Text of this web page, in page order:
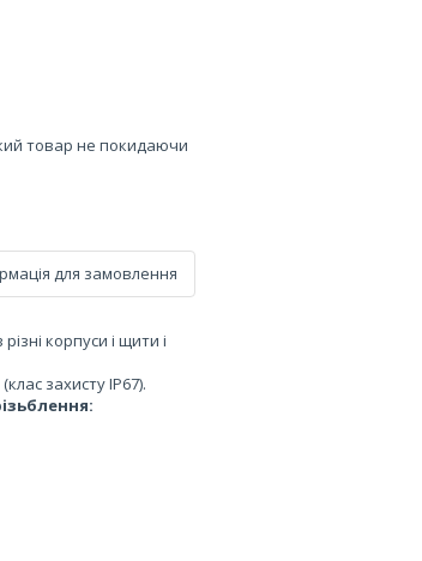
товар не покидаючи
для замовлення
корпуси і щити і
захисту IP67).